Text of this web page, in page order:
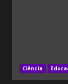
Ciência